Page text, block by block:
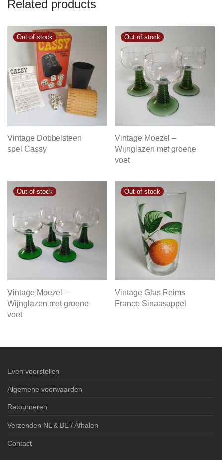
Related products
Vintage Dobbelsteen
spel Cassy
Vintage Moezel –
Wijnglazen met groene
voet
Vintage Moezel –
Wijnglazen met groene
voet
Vintage Glas Reims
France Sinaasappel
Even voorstellen
Algemene voorwaarden
Retourneren
Verzenden NL & BE / Afhalen
Contact